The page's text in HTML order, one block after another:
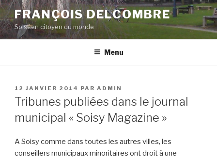
Aller
au
contenu
principal
FRANÇOIS DELCOMBRE
Soiséen citoyen du monde
Menu
PUBLIÉ
LE
12 JANVIER 2014 PAR ADMIN
Tribunes publiées dans le journal
municipal « Soisy Magazine »
A Soisy comme dans toutes les autres villes, les
conseillers municipaux minoritaires ont droit à une